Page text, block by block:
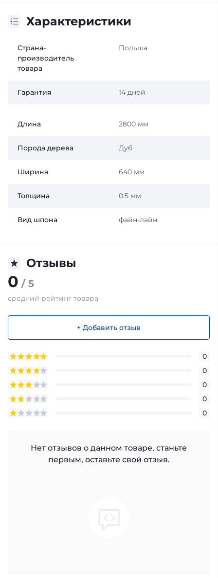
Характеристики
Страна-
производитель
товара
Польша
Гарантия 14 дней
Длина 2800 мм
Порода дерева Дуб
Ширина 640 мм
Толщина 0.5 мм
Вид шпона файн-лайн
Отзывы
0 / 5
средний рейтинг товара
+ Добавить отзыв
0
0
0
0
0
Нет отзывов о данном товаре, станьте
первым, оставьте свой отзыв.